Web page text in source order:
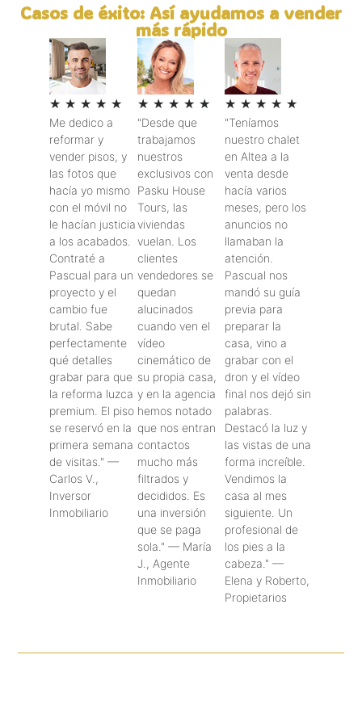
Casos de éxito: Así ayudamos a vender
más rápido
★ ★ ★ ★ ★
Me dedico a
reformar y
vender pisos, y
las fotos que
hacía yo mismo
con el móvil no
le hacían justicia
a los acabados.
Contraté a
Pascual para un
proyecto y el
cambio fue
brutal. Sabe
perfectamente
qué detalles
grabar para que
la reforma luzca
premium. El piso
se reservó en la
primera semana
de visitas." —
Carlos V.,
Inversor
Inmobiliario
★ ★ ★ ★ ★
"Desde que
trabajamos
nuestros
exclusivos con
Pasku House
Tours, las
viviendas
vuelan. Los
clientes
vendedores se
quedan
alucinados
cuando ven el
vídeo
cinemático de
su propia casa,
y en la agencia
hemos notado
que nos entran
contactos
mucho más
filtrados y
decididos. Es
una inversión
que se paga
sola." — María
J., Agente
Inmobiliario
★ ★ ★ ★ ★
"Teníamos
nuestro chalet
en Altea a la
venta desde
hacía varios
meses, pero los
anuncios no
llamaban la
atención.
Pascual nos
mandó su guía
previa para
preparar la
casa, vino a
grabar con el
dron y el vídeo
final nos dejó sin
palabras.
Destacó la luz y
las vistas de una
forma increíble.
Vendimos la
casa al mes
siguiente. Un
profesional de
los pies a la
cabeza." —
Elena y Roberto,
Propietarios